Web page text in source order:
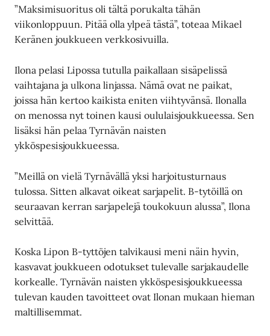
”Maksimisuoritus oli tältä porukalta tähän
viikonloppuun. Pitää olla ylpeä tästä”, toteaa Mikael
Keränen joukkueen verkkosivuilla.
Ilona pelasi Lipossa tutulla paikallaan sisäpelissä
vaihtajana ja ulkona linjassa. Nämä ovat ne paikat,
joissa hän kertoo kaikista eniten viihtyvänsä. Ilonalla
on menossa nyt toinen kausi oululaisjoukkueessa. Sen
lisäksi hän pelaa Tyrnävän naisten
ykköspesisjoukkueessa.
”Meillä on vielä Tyrnävällä yksi harjoitusturnaus
tulossa. Sitten alkavat oikeat sarjapelit. B-tytöillä on
seuraavan kerran sarjapelejä toukokuun alussa”, Ilona
selvittää.
Koska Lipon B-tyttöjen talvikausi meni näin hyvin,
kasvavat joukkueen odotukset tulevalle sarjakaudelle
korkealle. Tyrnävän naisten ykköspesisjoukkueessa
tulevan kauden tavoitteet ovat Ilonan mukaan hieman
maltillisemmat.